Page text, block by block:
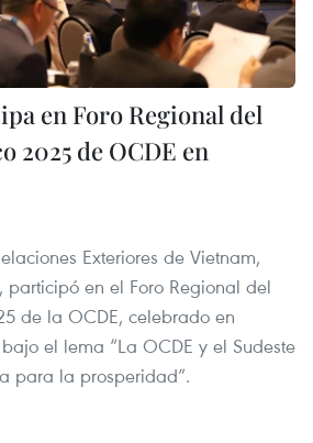
en Foro Regional del
2025 de OCDE en
Exteriores de Vietnam,
en el Foro Regional del
de la OCDE, celebrado en
el lema “La OCDE y el Sudeste
para la prosperidad”.